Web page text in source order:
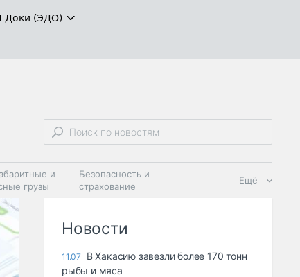
Доки (ЭДО)
и
грузы
Безопасность и
страхование
и
Ещё
Новости
11.07
В Хакасию завезли более 170 тонн
рыбы и мяса